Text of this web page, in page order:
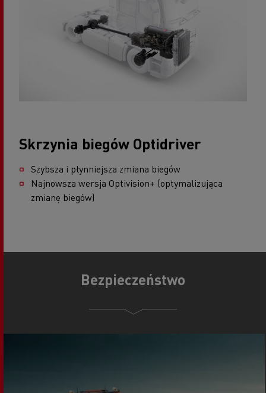
Skrzynia biegów Optidriver
Szybsza i płynniejsza zmiana biegów
Najnowsza wersja Optivision+ (optymalizująca
zmianę biegów)
Bezpieczeństwo